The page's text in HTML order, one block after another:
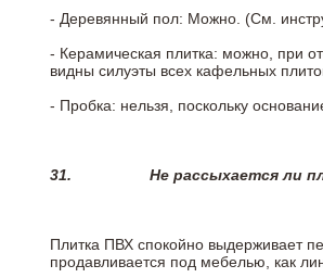
- Деревянный пол: Можно. (См.
- Керамическая плитка: можно, при
видны силуэты всех кафельных
- Пробка: нельзя, поскольку
31. Не рассыхается ли
Плитка ПВХ спокойно выдерживает
продавливается под мебелью, как